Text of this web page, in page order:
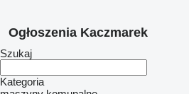
Ogłoszenia Kaczmarek
Szukaj
Kategoria